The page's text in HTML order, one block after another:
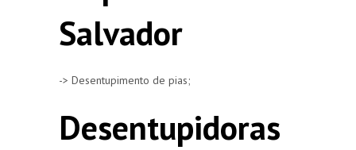
Salvador
-> Desentupimento de pias;
Desentupidoras